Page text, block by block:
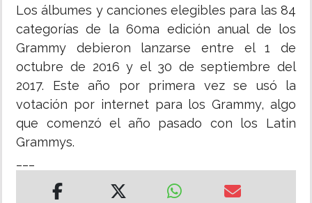
Los álbumes y canciones elegibles para las 84
categorías de la 60ma edición anual de los
Grammy debieron lanzarse entre el 1 de
octubre de 2016 y el 30 de septiembre del
2017. Este año por primera vez se usó la
votación por internet para los Grammy, algo
que comenzó el año pasado con los Latin
Grammys.